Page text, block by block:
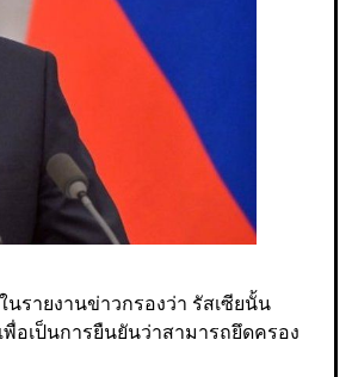
รายงานข่าวกรองว่า รัสเซียนั้น
พื่อเป็นการยืนยันว่าสามารถยึดครอง